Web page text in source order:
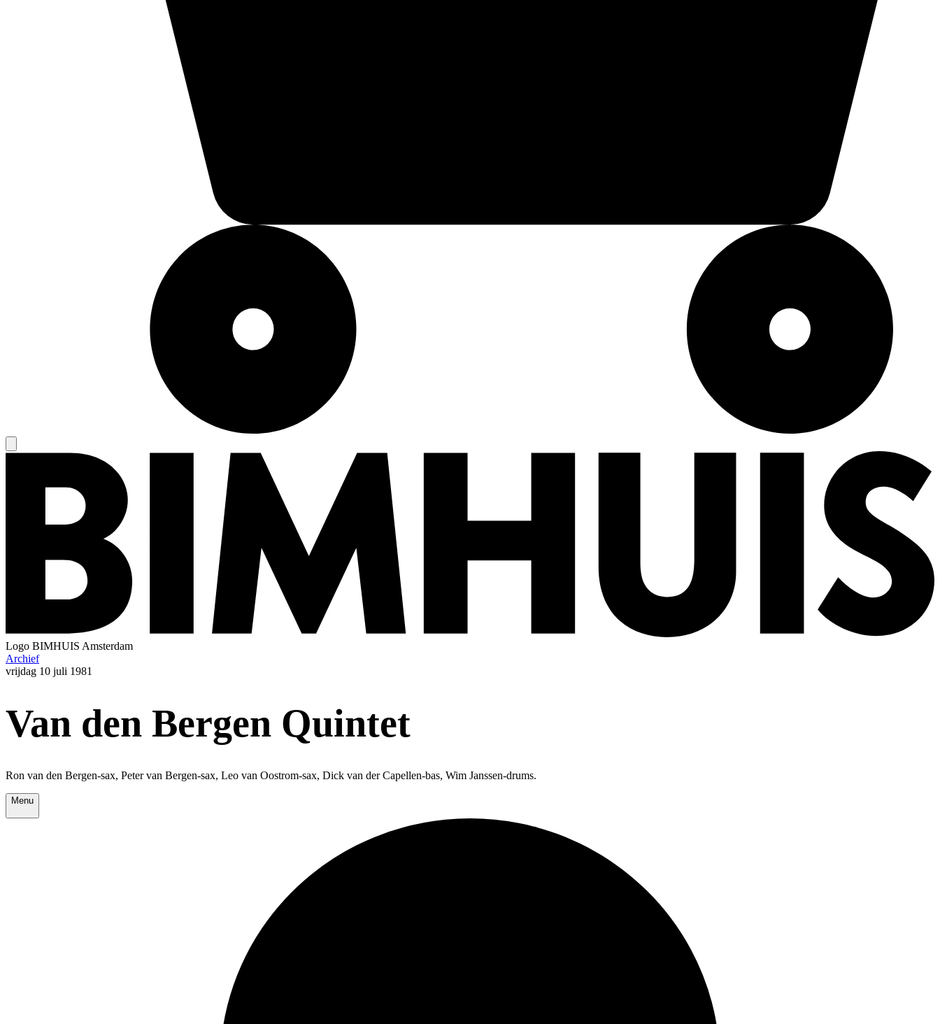
Logo BIMHUIS Amsterdam
Archief
vrijdag 10 juli 1981
Van den Bergen Quintet
Ron van den Bergen-sax, Peter van Bergen-sax, Leo van Oostrom-sax, Dick van der Capellen-bas, Wim Janssen-drums.
Menu